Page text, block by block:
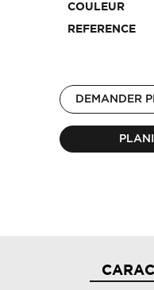
COULEUR
REFERENCE
DEMANDER